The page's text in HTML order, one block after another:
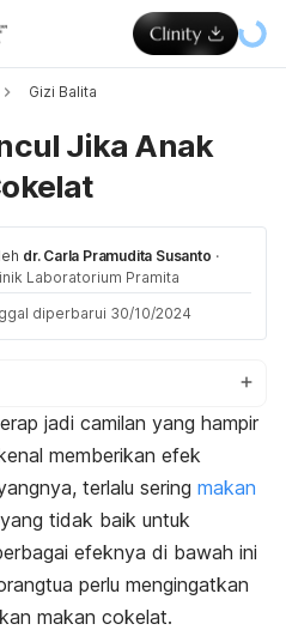
Gizi Balita
Jika Anak
dr. Carla Pramudita Susanto ·
Laboratorium Pramita
diperbarui 30/10/2024
jadi camilan yang hampir
memberikan efek
terlalu sering makan
tidak baik untuk
efeknya di bawah ini
perlu mengingatkan
makan cokelat.